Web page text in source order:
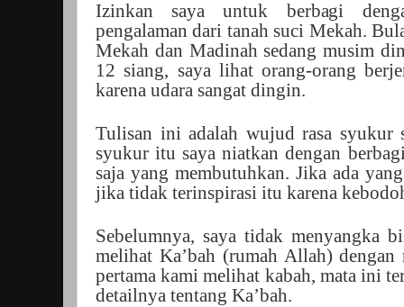
Izinkan saya untuk berbagi
pengalaman dari tanah suci Mekah.
Mekah dan Madinah sedang musim
12 siang, saya lihat orang-orang
karena udara sangat dingin.
Tulisan ini adalah wujud rasa syukur
syukur itu saya niatkan dengan
saja yang membutuhkan. Jika ada
jika tidak terinspirasi itu karena
Sebelumnya, saya tidak menyangka
melihat Ka’bah (rumah Allah)
pertama kami melihat kabah, mata ini
detailnya tentang Ka’bah.